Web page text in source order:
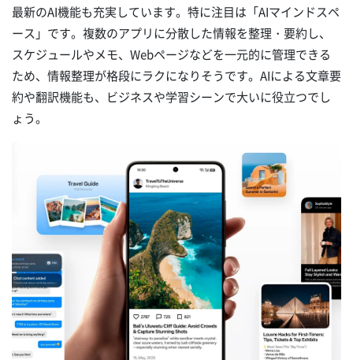
最新のAI機能も充実しています。特に注目は「AIマインドスペ
ース」です。複数のアプリに分散した情報を整理・要約し、
スケジュールやメモ、Webページなどを一元的に管理できる
ため、情報整理が格段にラクになりそうです。AIによる文章要
約や翻訳機能も、ビジネスや学習シーンで大いに役立つでし
ょう。